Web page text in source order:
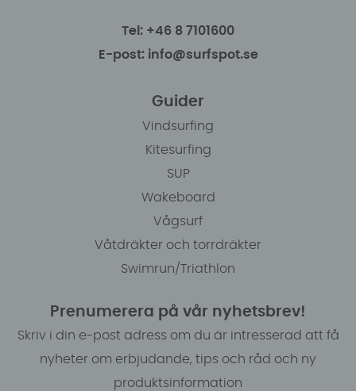
Tel: +46 8 7101600
E-post: info@surfspot.se
Guider
Vindsurfing
Kitesurfing
SUP
Wakeboard
Vågsurf
Våtdräkter och torrdräkter
Swimrun/Triathlon
Prenumerera på vår nyhetsbrev!
Skriv i din e-post adress om du är intresserad att få
nyheter om erbjudande, tips och råd och ny
produktsinformation